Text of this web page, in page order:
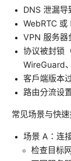
DNS 泄漏导
WebRTC 或
VPN 服务器
协议被封锁
WireGuard
客户端版本
路由分流设
常见场景与快
场景 A：连
检查目标